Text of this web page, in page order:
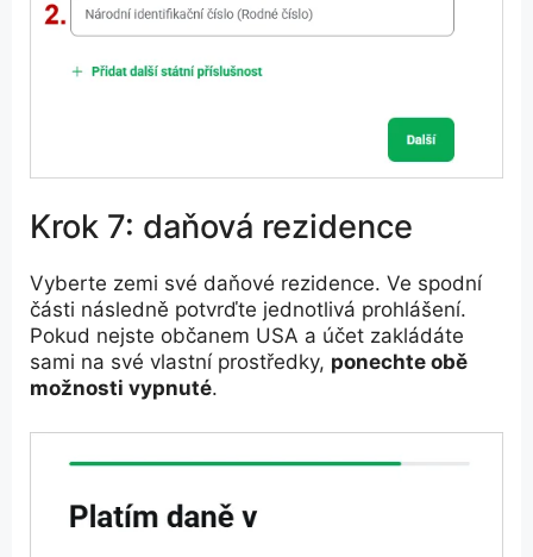
Krok 7: daňová rezidence
Vyberte zemi své daňové rezidence. Ve spodní
části následně potvrďte jednotlivá prohlášení.
Pokud nejste občanem USA a účet zakládáte
sami na své vlastní prostředky, ponechte obě
možnosti vypnuté.